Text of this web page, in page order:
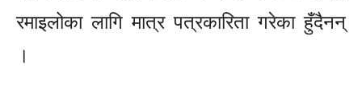
रमाइलोका लागि मात्र पत्रकारिता गरेका हुँदैनन्
।